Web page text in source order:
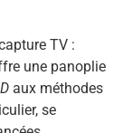
TV :
une panoplie
aux méthodes
se